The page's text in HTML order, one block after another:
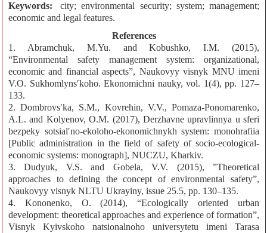
Keywords:
city; environmental security; system; management;
economic and legal features.
References
1. Abramchuk, M.Yu. and Kobushko, I.M. (2015),
“Environmental safety management system: organizational,
economic and financial aspects”, Naukovyy visnyk MNU imeni
V.O. Sukhomlynsʹkoho. Ekonomichni nauky, vol. 1(4), pp. 127–
133.
2. Dombrovsʹka, S.M., Kovrehin, V.V., Pomaza-Ponomarenko,
A.L. and Kolyenov, O.M. (2017), Derzhavne upravlinnya u sferi
bezpeky sotsialʹno-ekoloho-ekonomichnykh system: monohrafiia
[Public administration in the field of safety of socio-ecological-
economic systems: monograph], NUCZU, Kharkiv.
3. Dudyuk, V.S. and Gobela, V.V. (2015), ”Theoretical
approaches to defining the concept of environmental safety”,
Naukovyy visnyk NLTU Ukrayiny, issue 25.5, pp. 130–135.
4. Kononenko, O. (2014), “Ecologically oriented urban
development: theoretical approaches and experience of formation”,
Visnyk Kyivskoho natsionalnoho universytetu imeni Tarasa